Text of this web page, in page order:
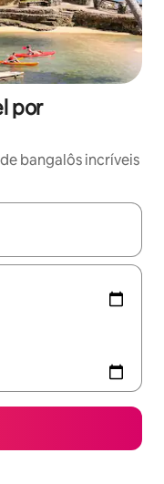
por
bangalôs incríveis
explore-os